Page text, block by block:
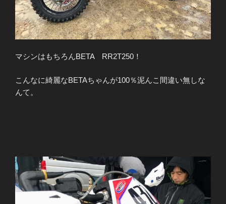
マシンはもちろんBETA RR2T250！
こんなに綺麗なBETAちゃんが100％泥んこ間違い無しな
んて。